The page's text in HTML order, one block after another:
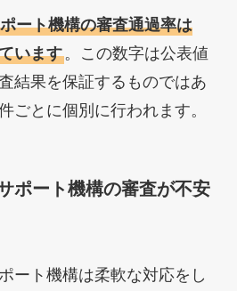
ート機構の審査通過率は
います。この数字は公表値
結果を保証するものではあ
ごとに個別に行われます。
ポート機構の審査が不安
ート機構は柔軟な対応をし